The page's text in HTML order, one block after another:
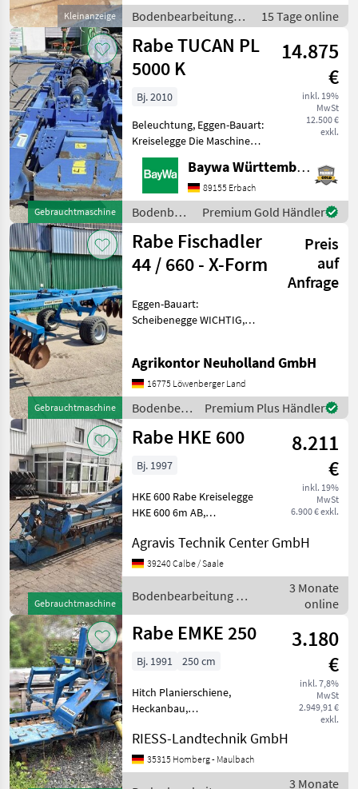
Kleinanzeige
Fahrgassenautomatik.
Bodenbearbeitung E
Bodenbearbeitung /
Eggen
15 Tage online
Gebrauchtmaschine
Rabe TUCAN PL
5000 K
14.875
€
inkl. 19%
MwSt
12.500 €
exkl.
Bj. 2010
Beleuchtung, Eggen-Bauart:
Kreiselegge Die Maschine
steht an unserem BayWa
Standort in DE-72622
Nürtingen.Gerne steht
Ihnen Herr Schempp unter
Tel.: 0151 1610 4215 fü
Baywa Württemberg
89155 Erbach
Bodenbearbeitung
/ Rabe
Premium Gold Händler
Gebrauchtmaschine
Rabe Fischadler
44 / 660 - X-Form
Preis
auf
Anfrage
Eggen-Bauart:
Scheibenegge WICHTIG,
chatten und daraufhin
Maschinen kaufen, bitte
kontrollieren Sie die
Auftragsbestä
Agrikontor Neuholland GmbH
16775 Löwenberger Land
Bodenbearbeitung
/ Rabe
Premium Plus Händler
Gebrauchtmaschine
Rabe HKE 600
8.211
€
inkl. 19%
MwSt
6.900 € exkl.
Bj. 1997
HKE 600 Rabe Kreiselegge
HKE 600 6m AB,
Zahnpackerwalze
Bodenbearbeitung Eggen
Agravis Technik Center GmbH
39240 Calbe / Saale
Bodenbearbeitung /
Rabe
3 Monate
online
Rabe EMKE 250
3.180
€
inkl. 7,8%
MwSt
2.949,91 €
exkl.
Bj. 1991 250 cm
Hitch Planierschiene,
Heckanbau,
Rabe Kreiselegge EMKE 250
ca. Baujahr: 1991 -
Packerwalze - Hubgerüst -
RIESS-Landtechnik GmbH
35315 Homberg - Maulbach
3 Monate